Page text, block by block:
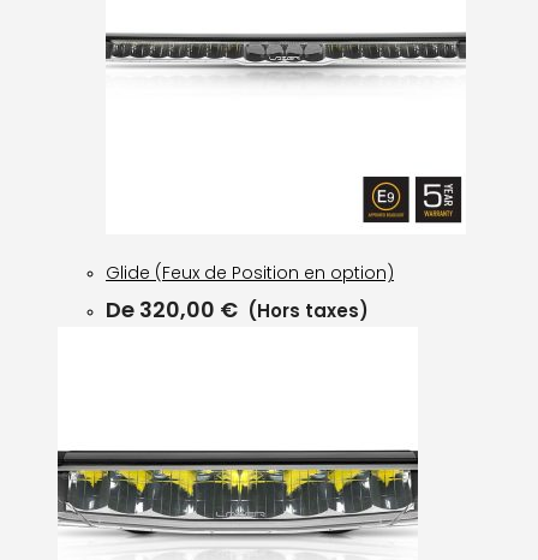
Glide (Feux de Position en option)
De 320,00 € (Hors taxes)